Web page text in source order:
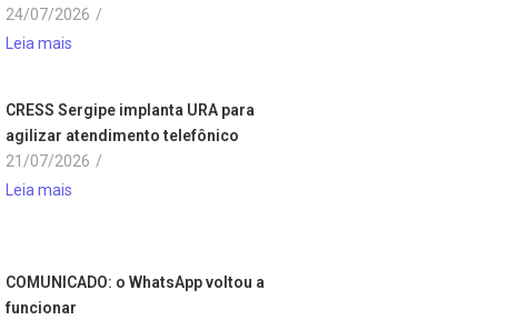
24/07/2026 /
Leia mais
CRESS Sergipe implanta URA para
agilizar atendimento telefônico
21/07/2026 /
Leia mais
COMUNICADO: o WhatsApp voltou a
funcionar